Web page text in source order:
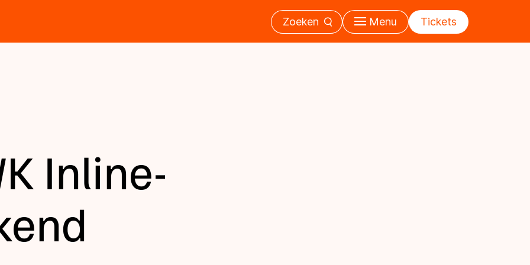
Zoeken Menu Tickets
Inline-